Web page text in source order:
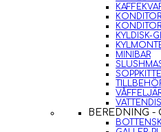
KYLDISK-
MINIBAR
BEREDNING -